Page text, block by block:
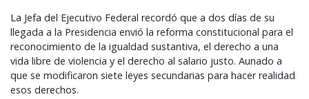
La Jefa del Ejecutivo Federal recordó que a dos días de su
llegada a la Presidencia envió la reforma constitucional para el
reconocimiento de la igualdad sustantiva, el derecho a una
vida libre de violencia y el derecho al salario justo. Aunado a
que se modificaron siete leyes secundarias para hacer realidad
esos derechos.